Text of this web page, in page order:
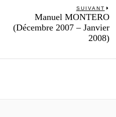
SUIVANT
Manuel MONTERO
(Décembre 2007 – Janvier
2008)